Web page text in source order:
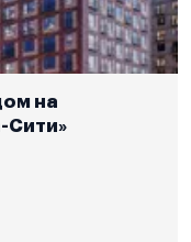
на
Сити»